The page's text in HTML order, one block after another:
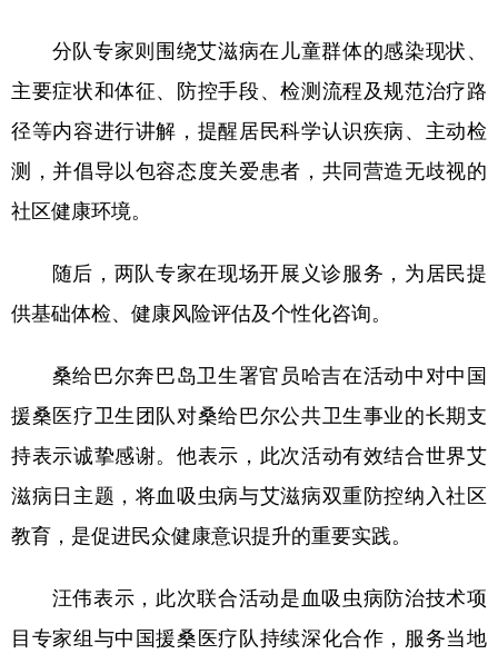
分队专家则围绕艾滋病在儿童群体的感染现状、
主要症状和体征、防控手段、检测流程及规范治疗路
径等内容进行讲解，提醒居民科学认识疾病、主动检
测，并倡导以包容态度关爱患者，共同营造无歧视的
社区健康环境。
随后，两队专家在现场开展义诊服务，为居民提
供基础体检、健康风险评估及个性化咨询。
桑给巴尔奔巴岛卫生署官员哈吉在活动中对中国
援桑医疗卫生团队对桑给巴尔公共卫生事业的长期支
持表示诚挚感谢。他表示，此次活动有效结合世界艾
滋病日主题，将血吸虫病与艾滋病双重防控纳入社区
教育，是促进民众健康意识提升的重要实践。
汪伟表示，此次联合活动是血吸虫病防治技术项
目专家组与中国援桑医疗队持续深化合作，服务当地